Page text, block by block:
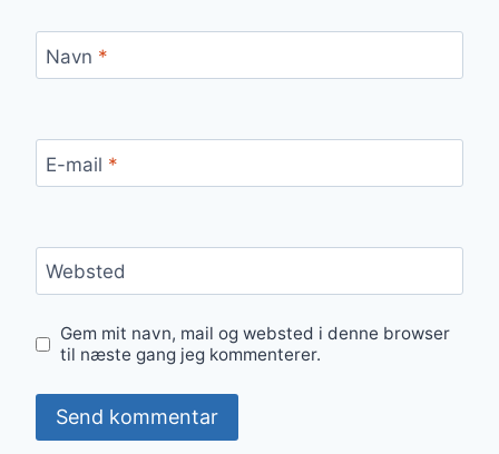
Navn *
E-mail *
Websted
Gem mit navn, mail og websted i denne browser
til næste gang jeg kommenterer.